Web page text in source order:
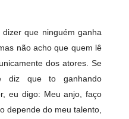
que ninguém ganha
não acho que quem lê
dos atores. Se
diz que to ganhando
eu digo: Meu anjo, faço
depende do meu talento,